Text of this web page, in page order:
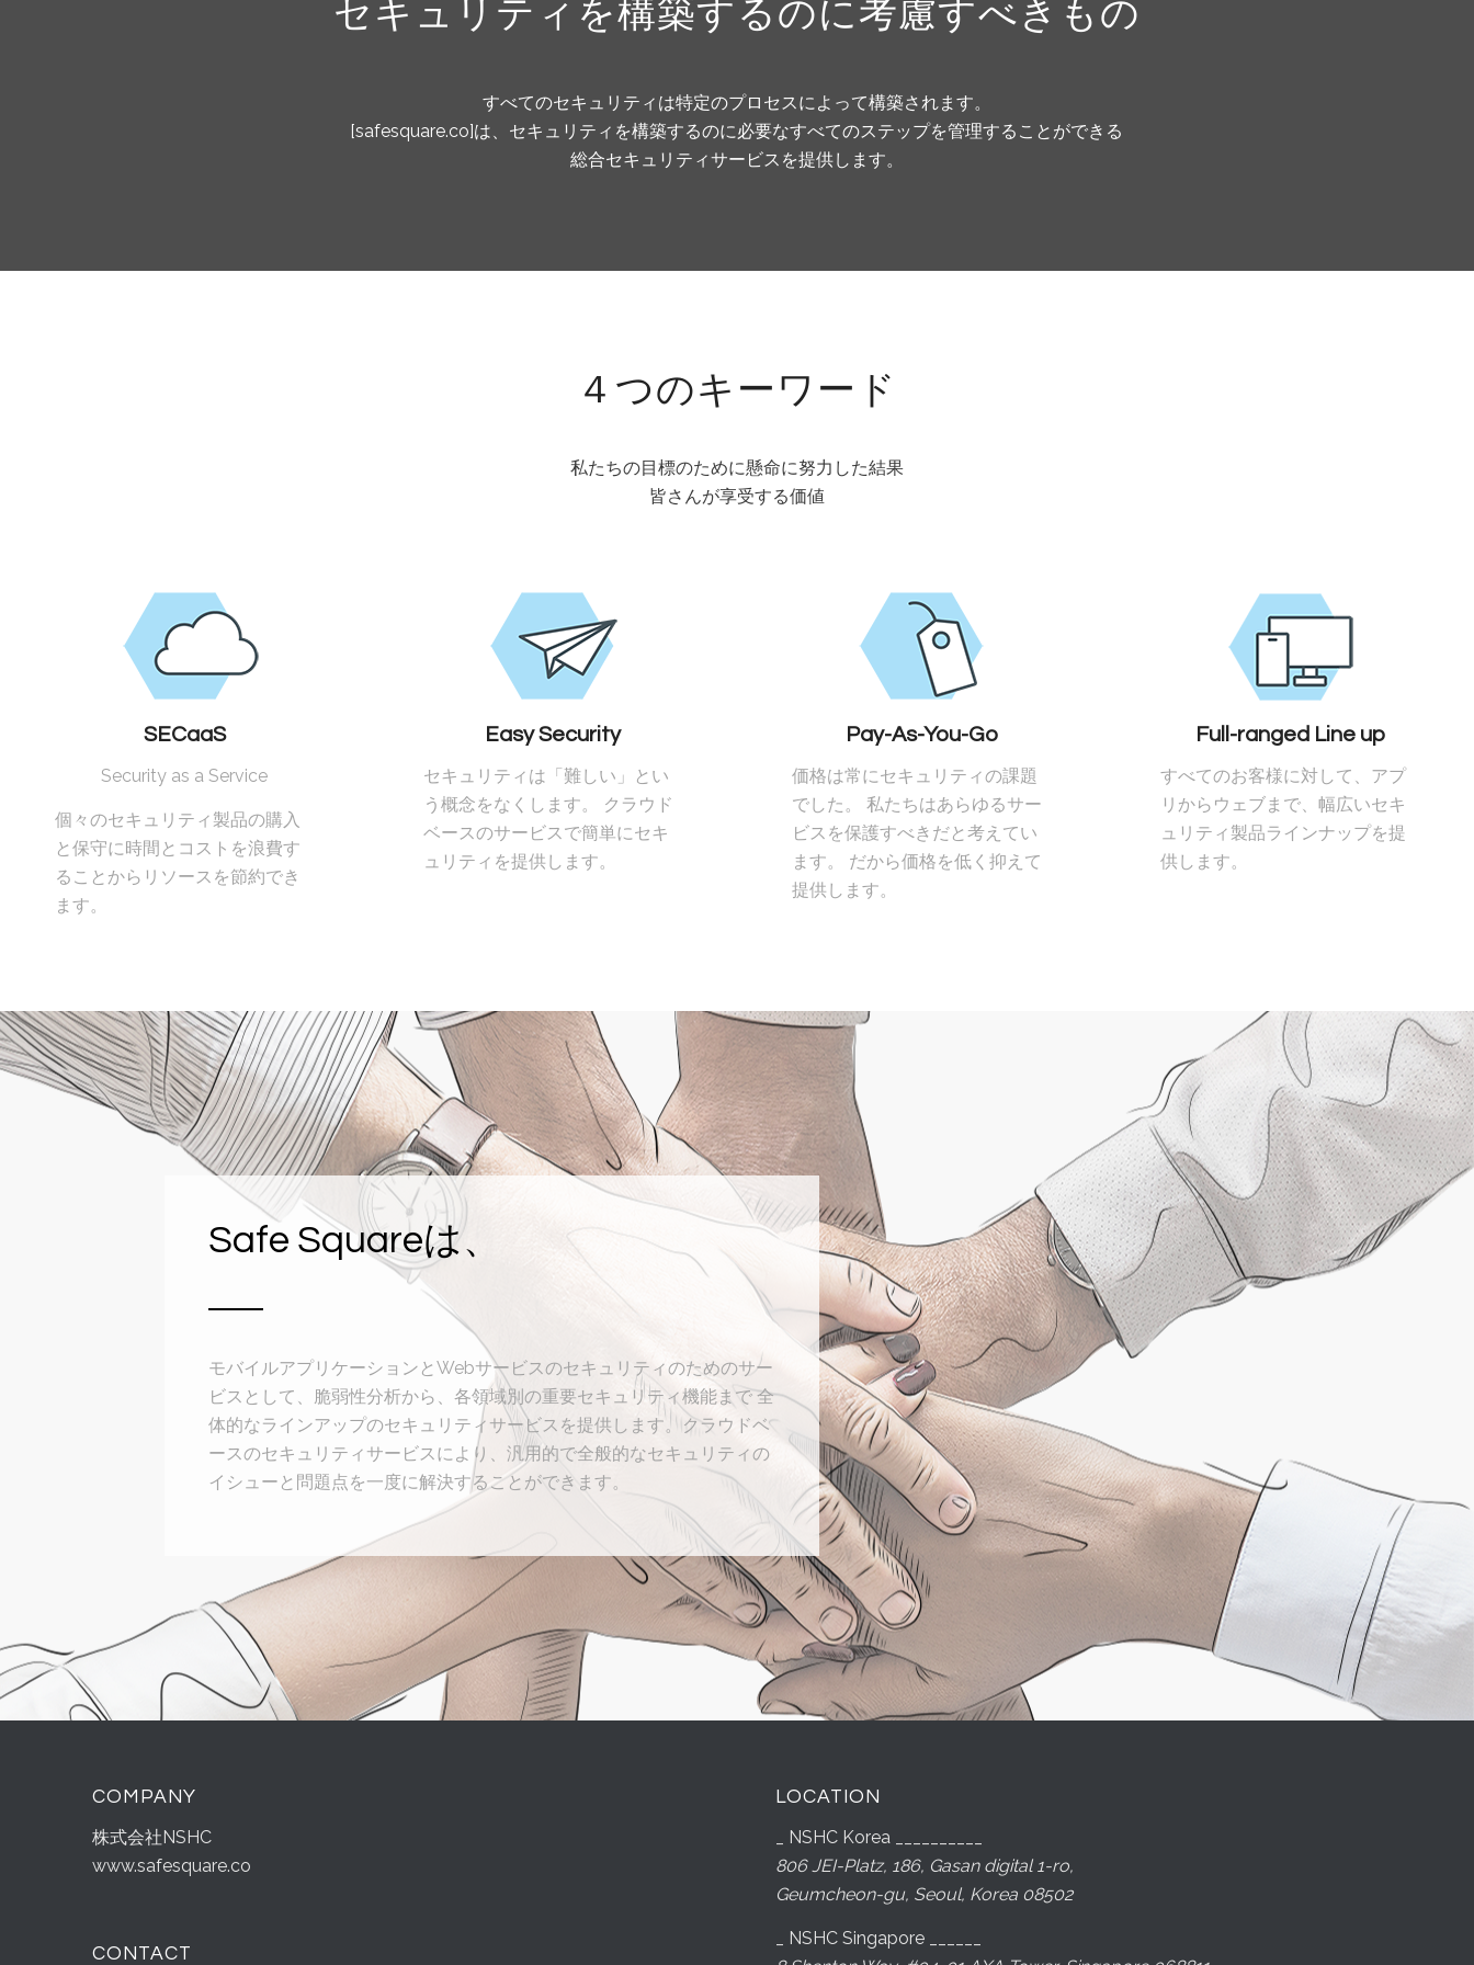
セキュリティを構築するのに考慮すべきもの
すべてのセキュリティは特定のプロセスによって構築されます。
[safesquare.co]は、セキュリティを構築するのに必要なすべてのステップを管理することができる
総合セキュリティサービスを提供します。
４つのキーワード
私たちの目標のために懸命に努力した結果
皆さんが享受する価値
SECaaS
Security as a Service
個々のセキュリティ製品の購入
と保守に時間とコストを浪費す
ることからリソースを節約でき
ます。
Easy Security
セキュリティは「難しい」とい
う概念をなくします。 クラウド
ベースのサービスで簡単にセキ
ュリティを提供します。
Pay-As-You-Go
価格は常にセキュリティの課題
でした。 私たちはあらゆるサー
ビスを保護すべきだと考えてい
ます。 だから価格を低く抑えて
提供します。
Full-ranged Line up
すべてのお客様に対して、アプ
リからウェブまで、幅広いセキ
ュリティ製品ラインナップを提
供します。
Safe Squareは、
モバイルアプリケーションとWebサービスのセキュリティのためのサー
ビスとして、脆弱性分析から、各領域別の重要セキュリティ機能まで 全
体的なラインアップのセキュリティサービスを提供します。クラウドベ
ースのセキュリティサービスにより、汎用的で全般的なセキュリティの
イシューと問題点を一度に解決することができます。
COMPANY
株式会社NSHC
www.safesquare.co
CONTACT
LOCATION
_ NSHC Korea __________
806 JEI-Platz, 186, Gasan digital 1-ro,
Geumcheon-gu, Seoul, Korea 08502
_ NSHC Singapore ______